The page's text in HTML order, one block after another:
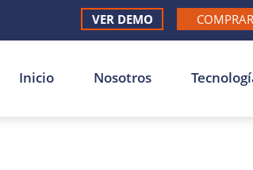
COMPRAR
VER DEMO
Inicio Nosotros